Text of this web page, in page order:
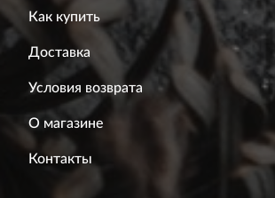
Как купить
Доставка
Условия возврата
О магазине
Контакты